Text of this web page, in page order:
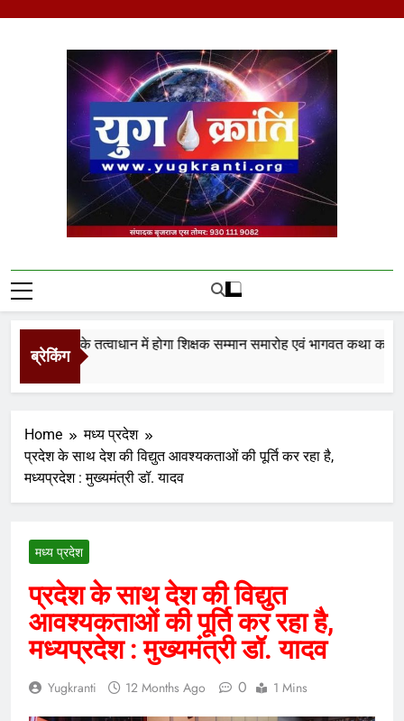
Yug Kranti | Trusted
News Portal
ब्रेकिंग
न्यास के तत्वाधान में होगा शिक्षक सम्मान समारोह एवं भागवत कथा का आयोजन
Home
मध्य प्रदेश
प्रदेश के साथ देश की विद्युत आवश्यकताओं की पूर्ति कर रहा है,
मध्यप्रदेश : मुख्यमंत्री डॉ. यादव
मध्य प्रदेश
प्रदेश के साथ देश की विद्युत
आवश्यकताओं की पूर्ति कर रहा है,
मध्यप्रदेश : मुख्यमंत्री डॉ. यादव
Yugkranti 12 Months Ago 0 1 Mins